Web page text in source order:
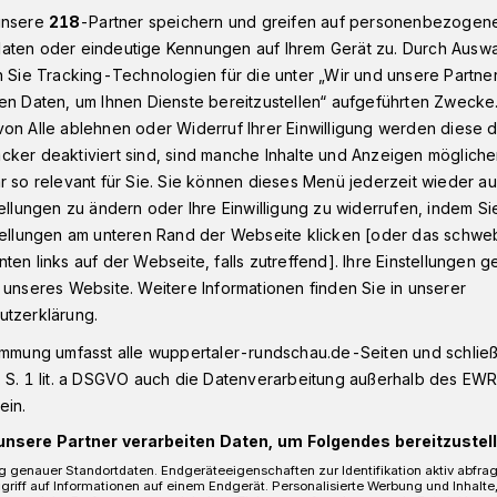
29. Juni 2020: Corona-Virus: 56 Wuppertaler infiziert
Juni 2020
56 Wuppertaler
Juni 2020) meldet die Stadt Wuppertal
Corona-Virus infiziert sind. In den
27 Menschen neu mit dem Corona-
218-Partner speichern und greifen auf
oder eindeutige Kennungen auf Ihrem Gerät zu. Durch
Sie Tracking-Technologien für die unter „Wir und unsere
Daten, um Ihnen Dienste bereitzustellen“ aufgeführten
Alle ablehnen oder Widerruf Ihrer Einwilligung werden diese
deaktiviert sind, sind manche Inhalte und Anzeigen
so relevant für Sie. Sie können dieses Menü jederzeit wieder
zu ändern oder Ihre Einwilligung zu widerrufen, indem
am unteren Rand der Webseite klicken [oder das
links auf der Webseite, falls zutreffend]. Ihre Einstellungen
Website. Weitere Informationen finden Sie in unserer
umfasst alle wuppertaler-rundschau.de-Seiten und
1 lit. a DSGVO auch die Datenverarbeitung außerhalb des
Partner verarbeiten Daten, um Folgendes
genauer Standortdaten. Endgeräteeigenschaften zur Identifikation aktiv
auf Informationen auf einem Endgerät. Personalisierte Werbung und